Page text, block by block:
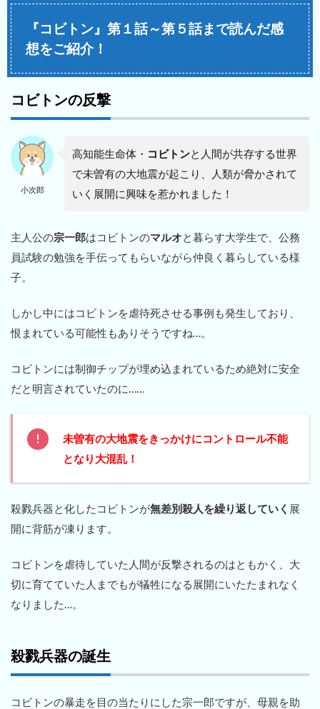
『コビトン』第１話～第５話まで読んだ感
想をご紹介！
コビトンの反撃
小次郎
高知能生命体・ コビトンと人間が共存する世界
で未曽有の大地震が起こり、人類が脅かされて
いく展開に興味を惹かれました！
主人公の宗一郎はコビトンのマルオ と暮らす大学生で、公務
員試験の勉強を手伝ってもらいながら仲良く暮らしている様
子。
しかし中にはコビトンを虐待死させる事例も発生しており、
恨まれている可能性もありそうですね…。
コビトンには制御チップが埋め込まれているため絶対に安全
だと明言されていたのに……
未曽有の大地震をきっかけにコントロール不能
となり大混乱！
殺戮兵器と化したコビトンが無差別殺人を繰り返していく 展
開に背筋が凍ります。
コビトンを虐待していた人間が反撃されるのはともかく、大
切に育てていた人までもが犠牲になる展開にいたたまれなく
なりました…。
殺戮兵器の誕生
コビトンの暴走を目の当たりにした宗一郎ですが、母親を助